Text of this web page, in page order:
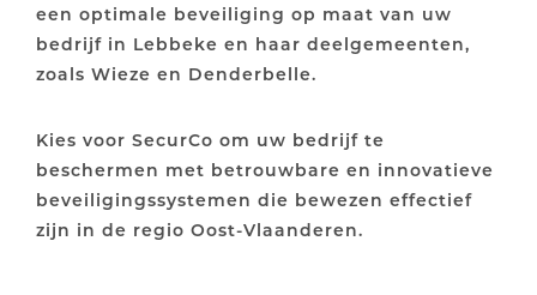
een optimale beveiliging op maat van uw
bedrijf in Lebbeke en haar deelgemeenten,
zoals Wieze en Denderbelle.
Kies voor SecurCo om uw bedrijf te
beschermen met betrouwbare en innovatieve
beveiligingssystemen die bewezen effectief
zijn in de regio Oost-Vlaanderen.